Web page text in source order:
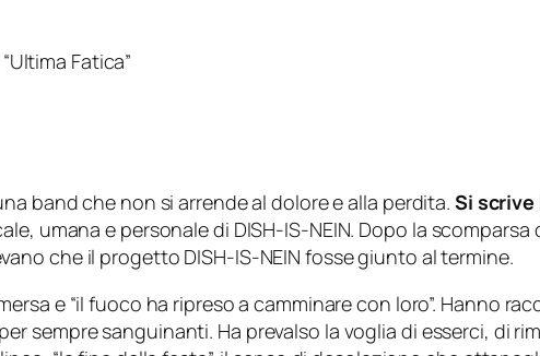
Fatica”
band che non si arrende al dolore e alla perdita. Si scrive
umana e personale di DISH-IS-NEIN. Dopo la scomparsa
che il progetto DISH-IS-NEIN fosse giunto al termine.
e “il fuoco ha ripreso a camminare con loro”. Hanno
sempre sanguinanti. Ha prevalso la voglia di esserci, di